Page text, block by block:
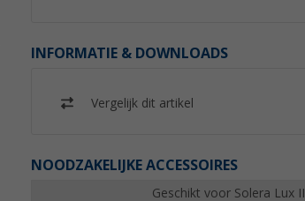
INFORMATIE & DOWNLOADS
Vergelijk dit artikel
NOODZAKELIJKE ACCESSOIRES
Geschikt voor Solera Lux II
SunBreak zwart
(32)